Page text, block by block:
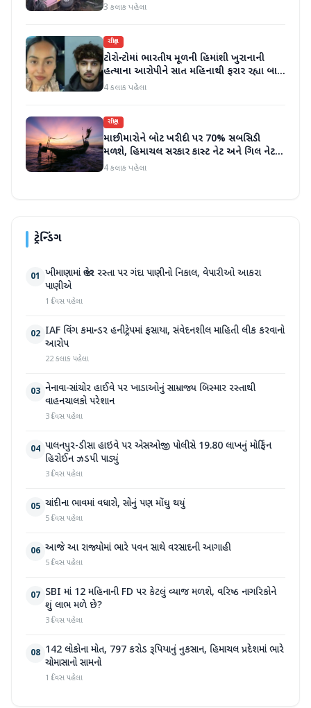
3 કલાક પહેલા
રાષ્ટ્રીય
ટોરોન્ટોમાં ભારતીય મૂળની હિમાંશી ખુરાનાની
હત્યાના આરોપીને સાત મહિનાથી ફરાર રહ્યા બાદ
ધરપકડ કરવામાં આવી
4 કલાક પહેલા
રાષ્ટ્રીય
માછીમારોને બોટ ખરીદી પર 70% સબસિડી
મળશે, હિમાચલ સરકાર કાસ્ટ નેટ અને ગિલ નેટ
પર 90% સબસિડી આપશે
4 કલાક પહેલા
ટ્રેન્ડિંગ
01 ખીમાણામાં જાહેર રસ્તા પર ગંદા પાણીનો નિકાલ, વેપારીઓ આકરા
પાણીએ
1 દિવસ પહેલા
02 IAF વિંગ કમાન્ડર હનીટ્રેપમાં ફસાયા, સંવેદનશીલ માહિતી લીક કરવાનો
આરોપ
22 કલાક પહેલા
03 નેનાવા-સાંચોર હાઈવે પર ખાડાઓનું સામ્રાજ્ય બિસ્માર રસ્તાથી
વાહનચાલકો પરેશાન
3 દિવસ પહેલા
04 પાલનપુર-ડીસા હાઇવે પર એસઓજી પોલીસે 19.80 લાખનું મોર્ફિન
હિરોઈન ઝડપી પાડ્યું
3 દિવસ પહેલા
05 ચાંદીના ભાવમાં વધારો, સોનું પણ મોંઘુ થયું
5 દિવસ પહેલા
06 આજે આ રાજ્યોમાં ભારે પવન સાથે વરસાદની આગાહી
5 દિવસ પહેલા
07 SBI માં 12 મહિનાની FD પર કેટલું વ્યાજ મળશે, વરિષ્ઠ નાગરિકોને
શું લાભ મળે છે?
3 દિવસ પહેલા
08 142 લોકોના મોત, 797 કરોડ રૂપિયાનું નુકસાન, હિમાચલ પ્રદેશમાં ભારે
ચોમાસાનો સામનો
1 દિવસ પહેલા